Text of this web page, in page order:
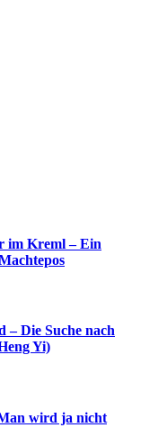
im Kreml – Ein
– Die Suche nach
Yi)
wird ja nicht